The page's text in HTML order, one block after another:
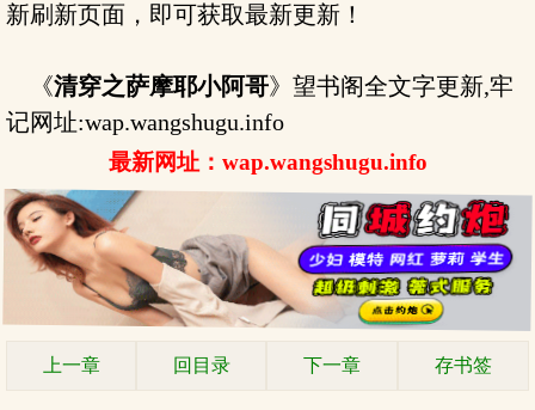
新刷新页面，即可获取最新更新！
《清穿之萨摩耶小阿哥》望书阁全文字更新,牢
记网址:wap.wangshugu.info
最新网址：wap.wangshugu.info
上一章 回目录 下一章 存书签